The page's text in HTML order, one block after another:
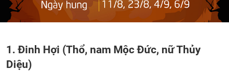
1. Đinh Hợi (Thổ, nam Mộc Đức, nữ Thủy
Diệu)